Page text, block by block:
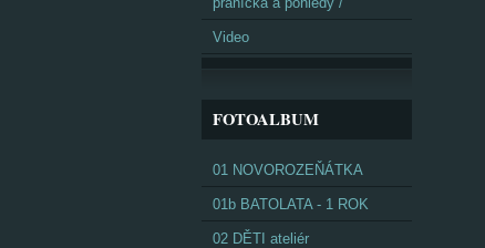
Video
FOTOALBUM
01 NOVOROZEŇÁTKA
01b BATOLATA - 1 ROK
02 DĚTI ateliér